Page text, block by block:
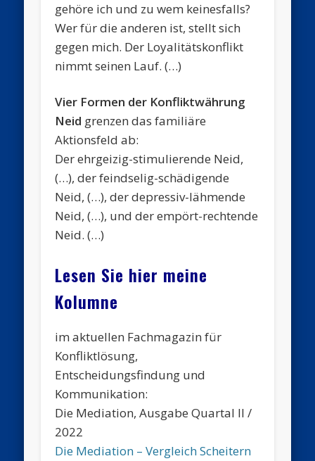
gehöre ich und zu wem keinesfalls?
Wer für die anderen ist, stellt sich
gegen mich. Der Loyalitätskonflikt
nimmt seinen Lauf. (…)
Vier Formen der Konfliktwährung
Neid grenzen das familiäre
Aktionsfeld ab:
Der ehrgeizig-stimulierende Neid,
(…), der feindselig-schädigende
Neid, (…), der depressiv-lähmende
Neid, (…), und der empört-rechtende
Neid. (…)
Lesen Sie hier meine
Kolumne
im aktuellen Fachmagazin für
Konfliktlösung,
Entscheidungsfindung und
Kommunikation:
Die Mediation, Ausgabe Quartal II /
2022
Die Mediation – Vergleich Scheitern